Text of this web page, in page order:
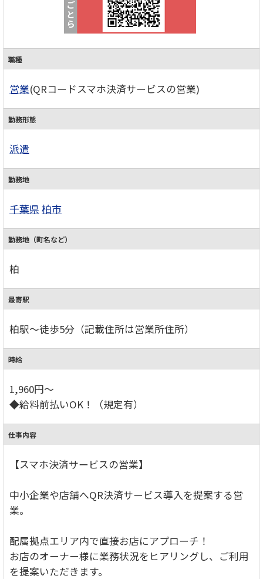
職種
営業(QRコードスマホ決済サービスの営業)
勤務形態
派遣
勤務地
千葉県 柏市
勤務地（町名など）
柏
最寄駅
柏駅～徒歩5分（記載住所は営業所住所）
時給
1,960円～
◆給料前払いOK！（規定有）
仕事内容
【スマホ決済サービスの営業】
中小企業や店舗へQR決済サービス導入を提案する営
業。
配属拠点エリア内で直接お店にアプローチ！
お店のオーナー様に業務状況をヒアリングし、ご利用
を提案いただきます。